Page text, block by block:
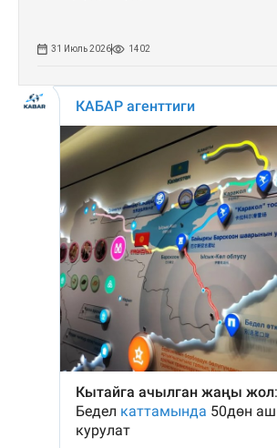
31 Июль 2026 1402